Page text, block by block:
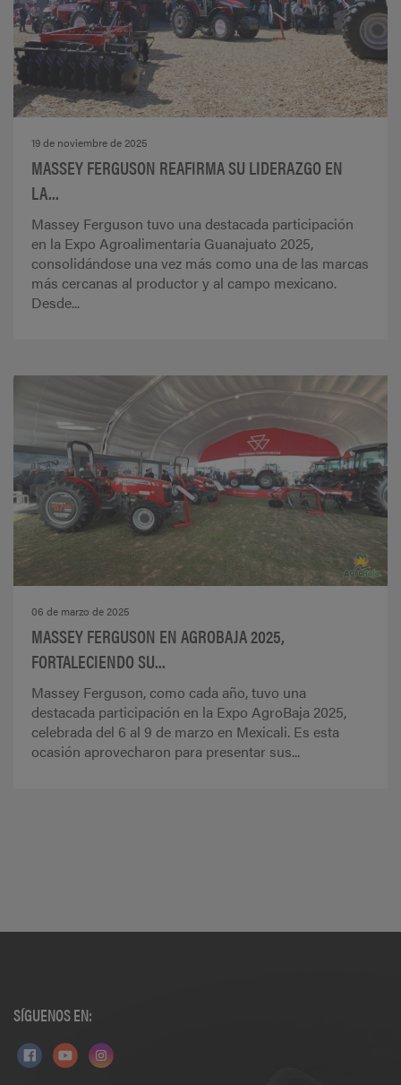
19 de noviembre de 2025
MASSEY FERGUSON REAFIRMA SU LIDERAZGO EN
LA...
Massey Ferguson tuvo una destacada participación
en la Expo Agroalimentaria Guanajuato 2025,
consolidándose una vez más como una de las marcas
más cercanas al productor y al campo mexicano.
Desde...
06 de marzo de 2025
MASSEY FERGUSON EN AGROBAJA 2025,
FORTALECIENDO SU...
Massey Ferguson, como cada año, tuvo una
destacada participación en la Expo AgroBaja 2025,
celebrada del 6 al 9 de marzo en Mexicali. Es esta
ocasión aprovecharon para presentar sus...
SÍGUENOS EN: